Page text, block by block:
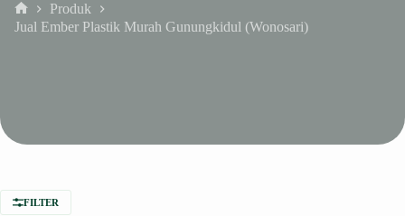
Home
Produk
Jual Ember Plastik Murah Gunungkidul (Wonosari)
FILTER